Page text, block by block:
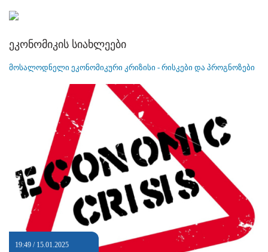
ეკონომიკის სიახლეები
მოსალოდნელი ეკონომიკური კრიზისი - რისკები და პროგნოზები
19:49 / 15.01.2025